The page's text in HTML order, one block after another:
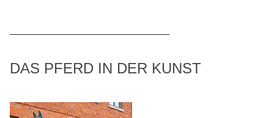
DAS PFERD IN DER KUNST